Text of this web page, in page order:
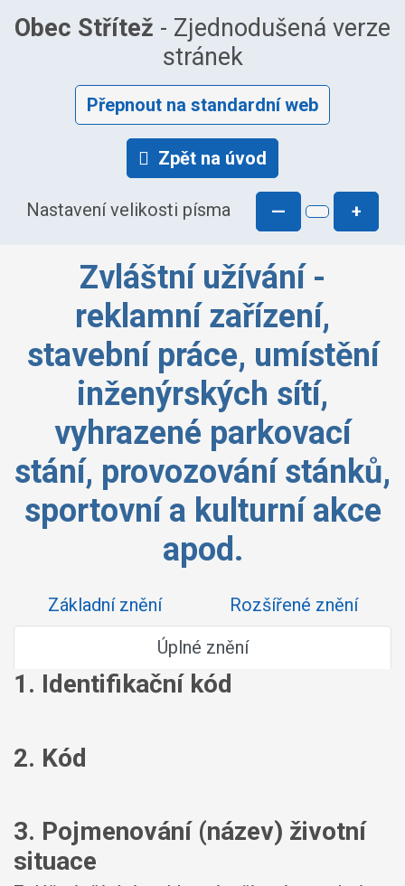
Obec Střítež - Zjednodušená verze
stránek
Přepnout na standardní web
Zpět na úvod
Nastavení velikosti písma — +
Zvláštní užívání -
reklamní zařízení,
stavební práce, umístění
inženýrských sítí,
vyhrazené parkovací
stání, provozování stánků,
sportovní a kulturní akce
apod.
Základní znění
Rozšířené znění
Úplné znění
1. Identifikační kód
2. Kód
3. Pojmenování (název) životní
situace